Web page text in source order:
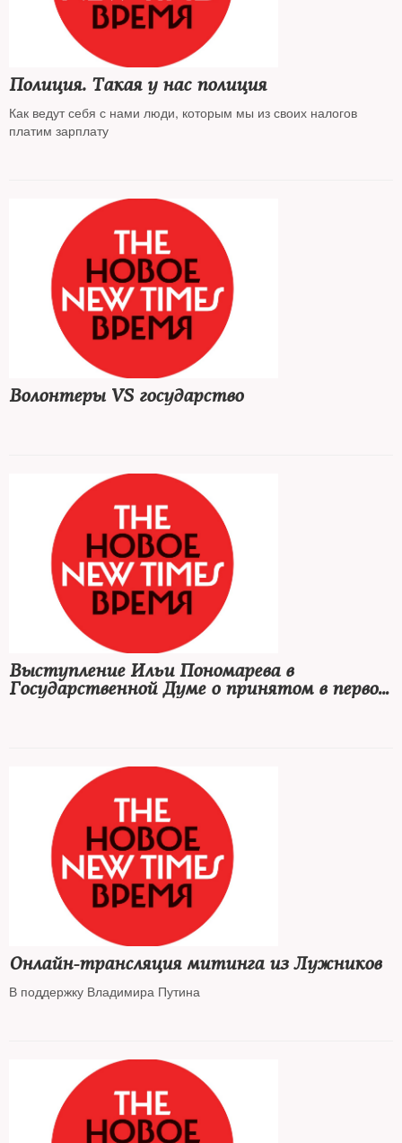
Полиция. Такая у нас полиция
Как ведут себя с нами люди, которым мы из своих налогов
платим зарплату
Волонтеры VS государство
Выступление Ильи Пономарева в
Государственной Думе о принятом в первом
Онлайн-трансляция митинга из Лужников
В поддержку Владимира Путина